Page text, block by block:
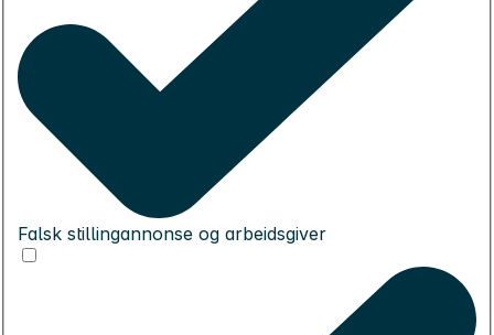
Falsk stillingannonse og arbeidsgiver